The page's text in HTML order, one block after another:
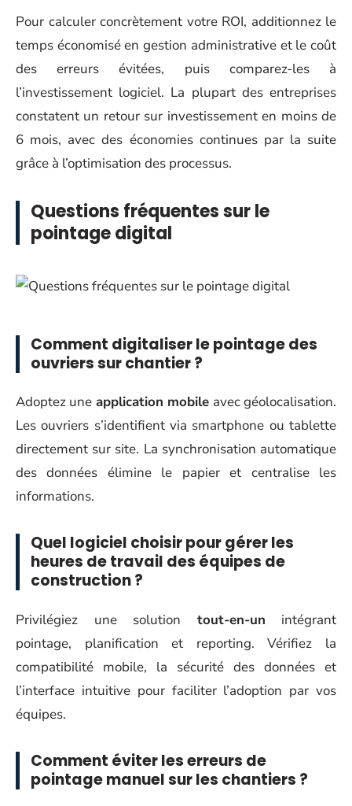
Pour calculer concrètement votre ROI, additionnez le
temps économisé en gestion administrative et le coût
des erreurs évitées, puis comparez-les à
l’investissement logiciel. La plupart des entreprises
constatent un retour sur investissement en moins de
6 mois, avec des économies continues par la suite
grâce à l’optimisation des processus.
Questions fréquentes sur le
pointage digital
Comment digitaliser le pointage des
ouvriers sur chantier ?
Adoptez une application mobile avec géolocalisation.
Les ouvriers s’identifient via smartphone ou tablette
directement sur site. La synchronisation automatique
des données élimine le papier et centralise les
informations.
Quel logiciel choisir pour gérer les
heures de travail des équipes de
construction ?
Privilégiez une solution tout-en-un intégrant
pointage, planification et reporting. Vérifiez la
compatibilité mobile, la sécurité des données et
l’interface intuitive pour faciliter l’adoption par vos
équipes.
Comment éviter les erreurs de
pointage manuel sur les chantiers ?